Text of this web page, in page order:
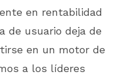
en rentabilidad
de usuario deja de
en un motor de
a los líderes